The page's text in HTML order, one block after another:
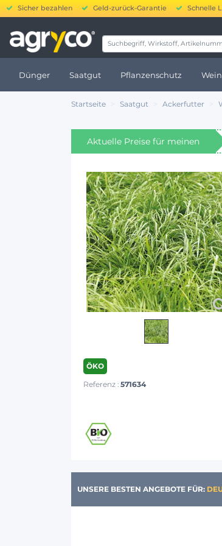
Sicher bezahlen Geld-zurück-Garantie Schnelle
Dünger Saatgut Pflanzenschutz
Startseite Saatgut Ackerfutter
Aktuelle Preise für meinen
ÖKO
Referenz : 571634
UNSERE BESTEN ANGEBOTE FÜR: